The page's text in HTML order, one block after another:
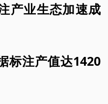
产业生态加速成
标注产值达1420